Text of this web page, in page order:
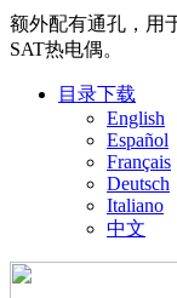
额外配有通孔，用
SAT热电偶。
目录下载
English
Español
Français
Deutsch
Italiano
中文